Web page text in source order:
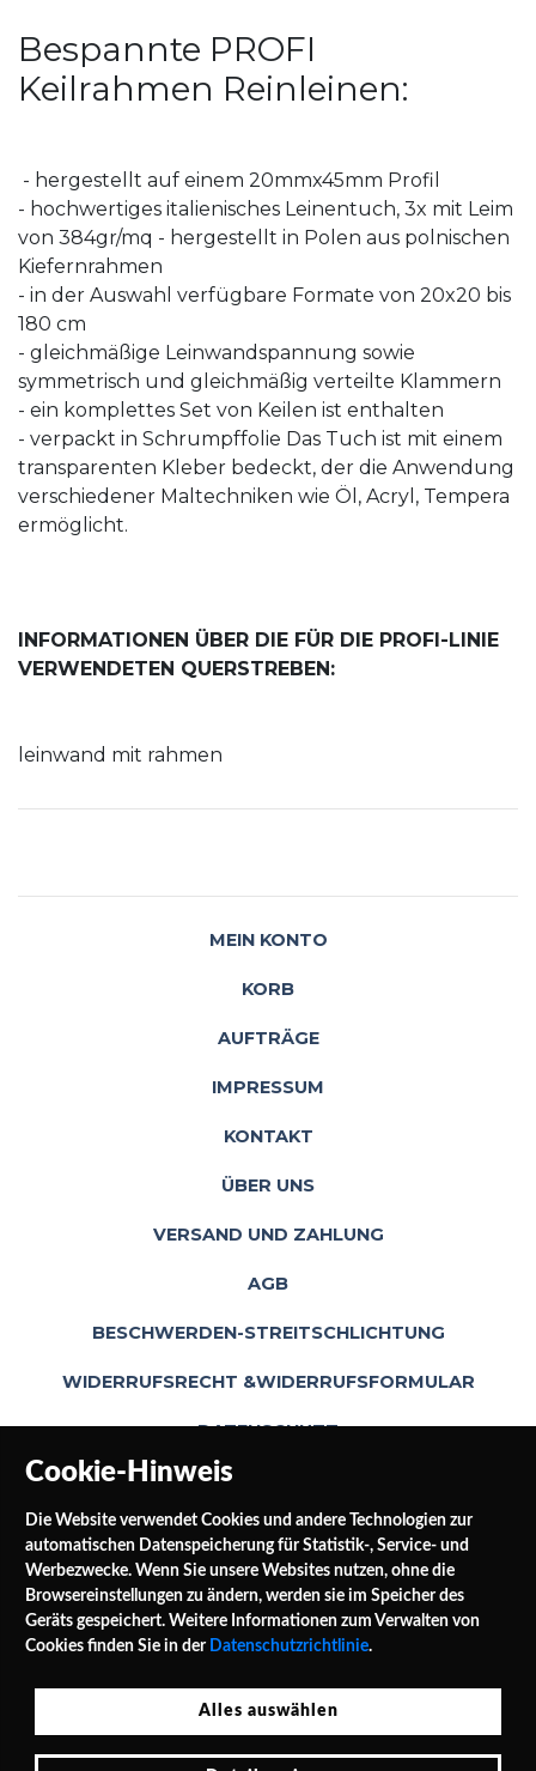
Cookie-Hinweis
Die Website verwendet Cookies und andere Technologien zur
automatischen Datenspeicherung für Statistik-, Service- und
Werbezwecke. Wenn Sie unsere Websites nutzen, ohne die
Browsereinstellungen zu ändern, werden sie im Speicher des
Geräts gespeichert. Weitere Informationen zum Verwalten von
Cookies finden Sie in der Datenschutzrichtlinie.
Alles auswählen
Bespannte PROFI
Keilrahmen Reinleinen:
- hergestellt auf einem 20mmx45mm Profil
- hochwertiges italienisches Leinentuch, 3x mit Leim
von 384gr/mq - hergestellt in Polen aus polnischen
Kiefernrahmen
- in der Auswahl verfügbare Formate von 20x20 bis
180 cm
- gleichmäßige Leinwandspannung sowie
symmetrisch und gleichmäßig verteilte Klammern
- ein komplettes Set von Keilen ist enthalten
- verpackt in Schrumpffolie Das Tuch ist mit einem
transparenten Kleber bedeckt, der die Anwendung
verschiedener Maltechniken wie Öl, Acryl, Tempera
ermöglicht.
INFORMATIONEN ÜBER DIE FÜR DIE PROFI-LINIE
VERWENDETEN QUERSTREBEN:
leinwand mit rahmen
MEIN KONTO
KORB
AUFTRÄGE
IMPRESSUM
KONTAKT
ÜBER UNS
VERSAND UND ZAHLUNG
AGB
BESCHWERDEN-STREITSCHLICHTUNG
WIDERRUFSRECHT &WIDERRUFSFORMULAR
DATENSCHUTZ
SOCIAL MEDIA
Jałowocowa Str. 3